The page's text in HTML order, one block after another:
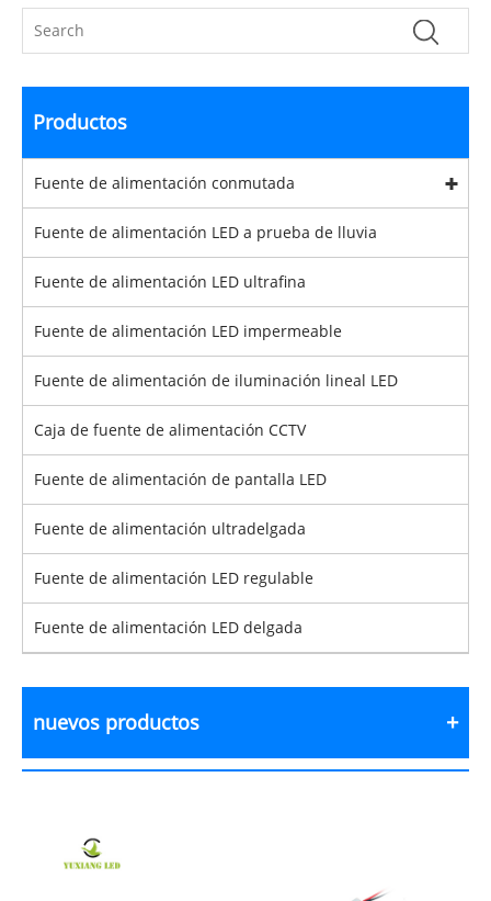
Productos
Fuente de alimentación conmutada
Fuente de alimentación LED a prueba de lluvia
Fuente de alimentación LED ultrafina
Fuente de alimentación LED impermeable
Fuente de alimentación de iluminación lineal LED
Caja de fuente de alimentación CCTV
Fuente de alimentación de pantalla LED
Fuente de alimentación ultradelgada
Fuente de alimentación LED regulable
Fuente de alimentación LED delgada
nuevos productos